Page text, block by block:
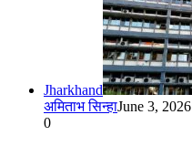
Jharkhand
अमिताभ सिन्हाJune 3, 2026
0